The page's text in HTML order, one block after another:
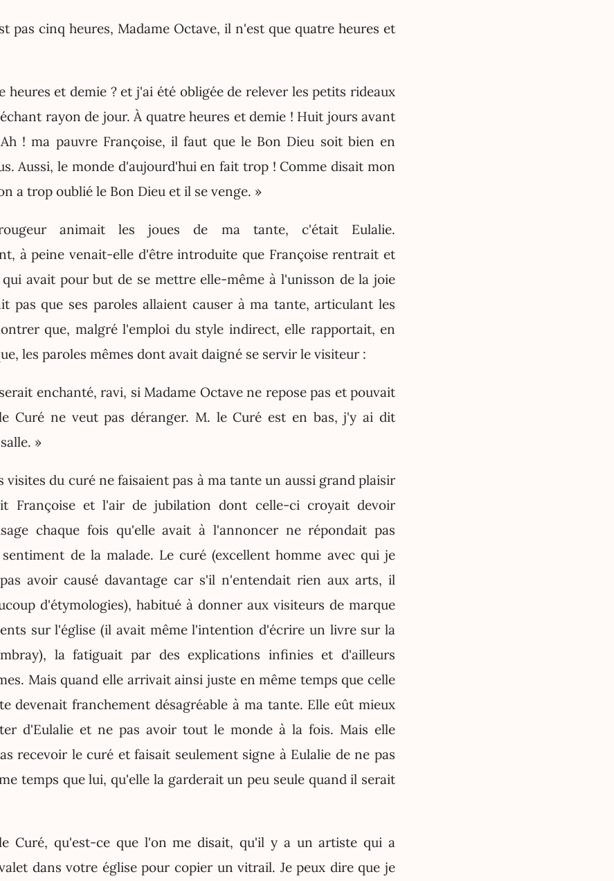
pas cinq heures, Madame Octave, il n'est que quatre heures et
heures et demie ? et j'ai été obligée de relever les petits rideaux
rayon de jour. À quatre heures et demie ! Huit jours avant
! ma pauvre Françoise, il faut que le Bon Dieu soit bien en
Aussi, le monde d'aujourd'hui en fait trop ! Comme disait mon
a trop oublié le Bon Dieu et il se venge. »
animait les joues de ma tante, c'était Eulalie.
à peine venait-elle d'être introduite que Françoise rentrait et
avait pour but de se mettre elle-même à l'unisson de la joie
pas que ses paroles allaient causer à ma tante, articulant les
que, malgré l'emploi du style indirect, elle rapportait, en
les paroles mêmes dont avait daigné se servir le visiteur :
enchanté, ravi, si Madame Octave ne repose pas et pouvait
Curé ne veut pas déranger. M. le Curé est en bas, j'y ai dit
»
visites du curé ne faisaient pas à ma tante un aussi grand plaisir
Françoise et l'air de jubilation dont celle-ci croyait devoir
chaque fois qu'elle avait à l'annoncer ne répondait pas
de la malade. Le curé (excellent homme avec qui je
avoir causé davantage car s'il n'entendait rien aux arts, il
d'étymologies), habitué à donner aux visiteurs de marque
sur l'église (il avait même l'intention d'écrire un livre sur la
la fatiguait par des explications infinies et d'ailleurs
Mais quand elle arrivait ainsi juste en même temps que celle
devenait franchement désagréable à ma tante. Elle eût mieux
d'Eulalie et ne pas avoir tout le monde à la fois. Mais elle
recevoir le curé et faisait seulement signe à Eulalie de ne pas
temps que lui, qu'elle la garderait un peu seule quand il serait
Curé, qu'est-ce que l'on me disait, qu'il y a un artiste qui a
dans votre église pour copier un vitrail. Je peux dire que je